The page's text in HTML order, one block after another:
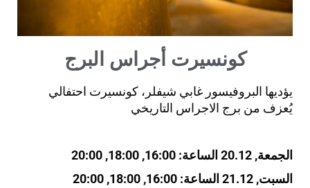
كونسيرت أجراس البرج
يؤديها البروفيسور غابي شيفلر، كونسيرت احتفالي
يُعزف من برج الاجراس التاريخي
الجمعة, 20.12 الساعة: 16:00, 18:00, 20:00
السبت, 21.12 الساعة: 16:00, 18:00, 20:00